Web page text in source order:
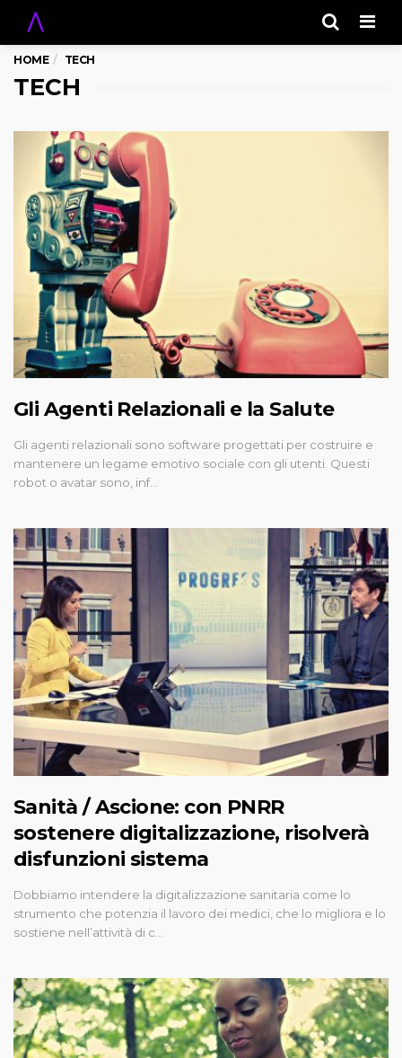
HOME TECH
TECH
Gli Agenti Relazionali e la Salute
Gli agenti relazionali sono software progettati per costruire e
mantenere un legame emotivo sociale con gli utenti. Questi
robot o avatar sono, inf…
Sanità / Ascione: con PNRR
sostenere digitalizzazione, risolverà
disfunzioni sistema
Dobbiamo intendere la digitalizzazione sanitaria come lo
strumento che potenzia il lavoro dei medici, che lo migliora e lo
sostiene nell’attività di c…